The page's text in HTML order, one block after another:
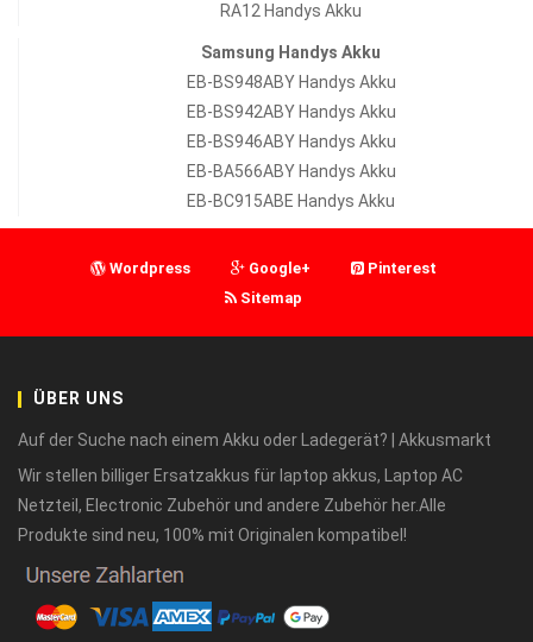
RA12 Handys Akku
Samsung Handys Akku
EB-BS948ABY Handys Akku
EB-BS942ABY Handys Akku
EB-BS946ABY Handys Akku
EB-BA566ABY Handys Akku
EB-BC915ABE Handys Akku
Wordpress Google+
Pinterest
Sitemap
ÜBER UNS
Auf der Suche nach einem Akku oder Ladegerät? | Akkusmarkt
Wir stellen billiger Ersatzakkus für laptop akkus, Laptop AC
Netzteil, Electronic Zubehör und andere Zubehör her.Alle
Produkte sind neu, 100% mit Originalen kompatibel!